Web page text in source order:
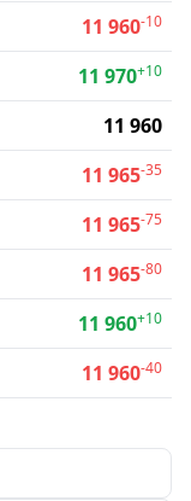
11 960-10
11 970+10
11 960
11 965-35
11 965-75
11 965-80
11 960+10
11 960-40